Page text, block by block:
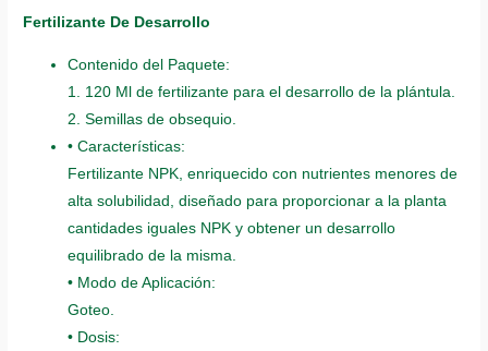
Fertilizante De Desarrollo
Contenido del Paquete:
1. 120 Ml de fertilizante para el desarrollo de la plántula.
2. Semillas de obsequio.
• Características:
Fertilizante NPK, enriquecido con nutrientes menores de
alta solubilidad, diseñado para proporcionar a la planta
cantidades iguales NPK y obtener un desarrollo
equilibrado de la misma.
• Modo de Aplicación:
Goteo.
• Dosis: